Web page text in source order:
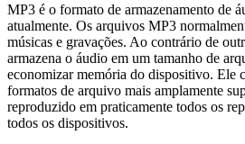
MP3 é o formato de armazenamento de
atualmente. Os arquivos MP3
músicas e gravações. Ao contrário de
armazena o áudio em um tamanho de
economizar memória do dispositivo. Ele
formatos de arquivo mais amplamente
reproduzido em praticamente todos os
todos os dispositivos.